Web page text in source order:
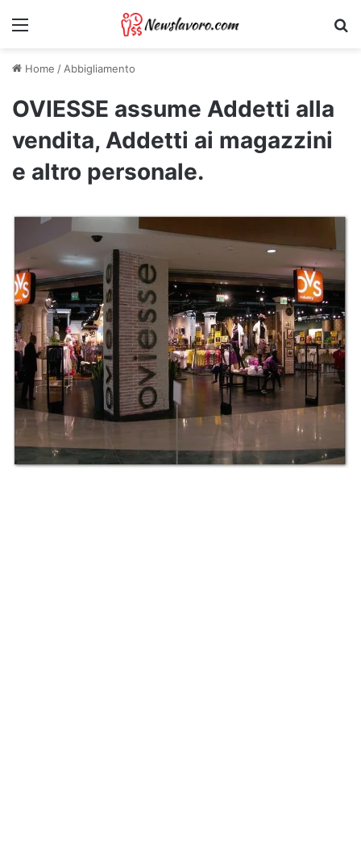
Menu
Home /Abbigliamento
OVIESSE assume Addetti alla
vendita, Addetti ai magazzini
e altro personale.